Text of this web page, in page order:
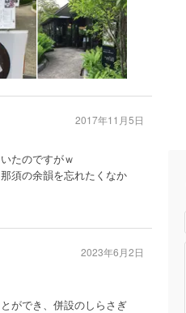
たのですがｗ
須の余韻を忘れたくなか
2017年11月5日
ができ、併設のしらさぎ
2023年6月2日